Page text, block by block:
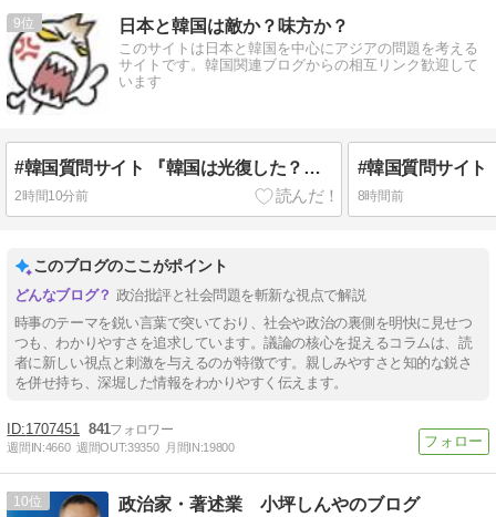
9 日本と韓国は敵か？味方か？
このサイトは日本と韓国を中心にアジアの問題を考える
サイトです。韓国関連ブログからの相互リンク歓迎して
います
#韓国質問サイト 『韓国は光復した？独立した？』、『光が戻るという意味の独立です！米ソに支配さえされなければ・・』
2時間10分前 8時間前
このブログのここがポイント
政治批評と社会問題を斬新な視点で解説
時事のテーマを鋭い言葉で突いており、社会や政治の裏側を明快に見せつ
つも、わかりやすさを追求しています。議論の核心を捉えるコラムは、読
者に新しい視点と刺激を与えるのが特徴です。親しみやすさと知的な鋭さ
を併せ持ち、深堀した情報をわかりやすく伝えます。
1707451 841
週間IN:4660 週間OUT:39350 月間IN:19800
10 政治家・著述業 小坪しんやのブログ